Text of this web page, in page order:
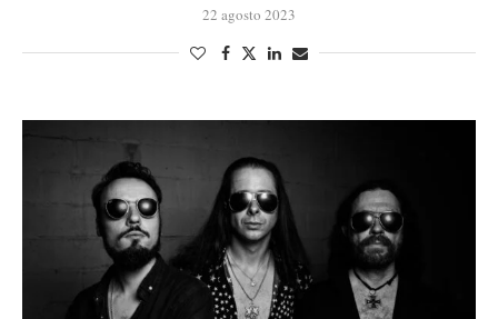
22 agosto 2023